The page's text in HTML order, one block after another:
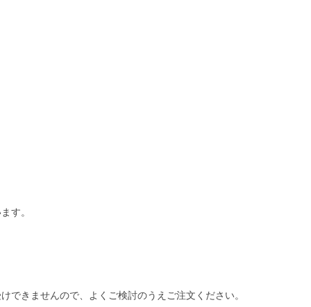
す。
できませんので、よくご検討のうえご注文ください。